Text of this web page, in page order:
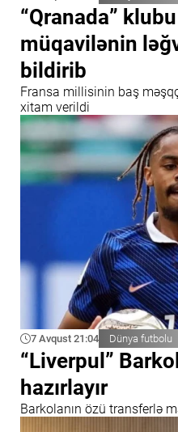
“Qranada”
müqavilənin
bildirib
Fransa millisinin baş
xitam verildi
7 Avqust 21:04 Dünya futbolu
“Liverpul”
hazırlayır
Barkolanın özü transferlə